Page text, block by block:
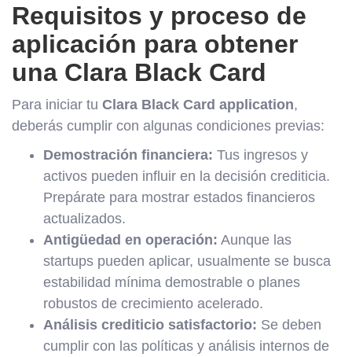
Requisitos y proceso de
aplicación para obtener
una Clara Black Card
Para iniciar tu Clara Black Card application,
deberás cumplir con algunas condiciones previas:
Demostración financiera: Tus ingresos y
activos pueden influir en la decisión crediticia.
Prepárate para mostrar estados financieros
actualizados.
Antigüedad en operación: Aunque las
startups pueden aplicar, usualmente se busca
estabilidad mínima demostrable o planes
robustos de crecimiento acelerado.
Análisis crediticio satisfactorio: Se deben
cumplir con las políticas y análisis internos de